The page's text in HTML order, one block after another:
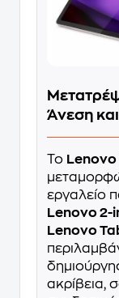
Άνεση
Το Lenovo
εργαλείο
Lenovo 2-
Lenovo
ακρίβεια,